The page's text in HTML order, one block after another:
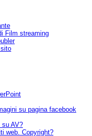
Film streaming
su pagina facebook
su AV?
web. Copyright?